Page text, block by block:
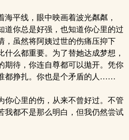
平线，眼中映画着波光粼粼，
道你总是好强，也知道你心里的过
，虽然将阿姨过世的伤痛压抑下
么都重要。为了替她达成梦想，
期待，你连自尊都可以拋开。凭你
都挣扎。你也是个矛盾的人……
心里的伤，从来不曾好过。不管
我都不是那么明白，但我仍然尝试